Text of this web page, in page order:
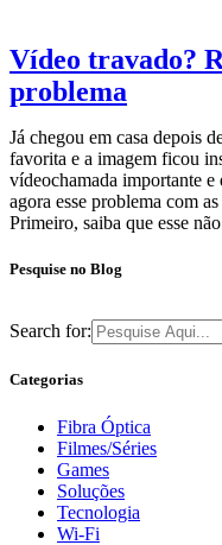
Vídeo travado?
problema
Já chegou em casa depois
favorita e a imagem ficou
vídeochamada importante
agora esse problema com
Primeiro, saiba que esse
Pesquise no Blog
Search for:
Categorias
Fibra Óptica
Filmes/Séries
Games
Soluções
Tecnologia
Wi-Fi